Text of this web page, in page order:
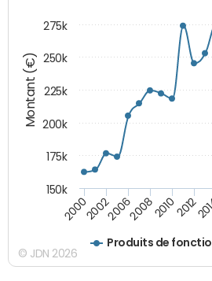
Montant (€)
Produits de
200020022006200820102012
150k
175k
200k
225k
250k
275k
© JDN 2026